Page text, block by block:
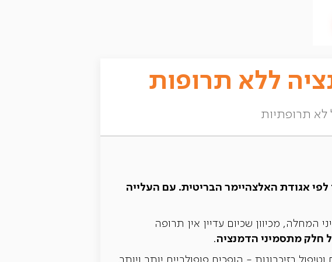
ללא תרופות
לא תרופתיות
לפי אגודת האלצהיימר הבריטית. עם העלייה
המחלה, מכיוון שכיום עדיין אין תרופה
חלק מתסמיני הדמנציה.